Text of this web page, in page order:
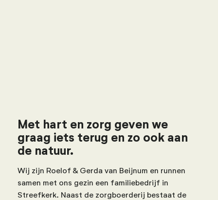
Met hart en zorg geven we
graag iets terug en zo ook aan
de natuur.
Wij zijn Roelof & Gerda van Beijnum en runnen
samen met ons gezin een familiebedrijf in
Streefkerk. Naast de zorgboerderij bestaat de